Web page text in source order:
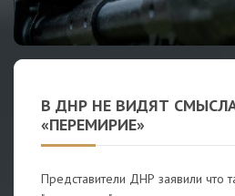
В ДНР НЕ ВИДЯТ
«ПЕРЕМИРИЕ»
Представители ДНР заявили что